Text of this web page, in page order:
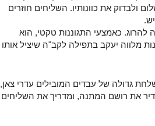
את כוונותיו. השליחים חוזרים
להרוג. כאמצעי התגוננות טקטי, הוא
מלווה יעקב בתפילה לקב"ה שיציל אותו
גדולה של עבדים המובילים עדרי צאן,
את רושם המתנה, ומדריך את השליחים